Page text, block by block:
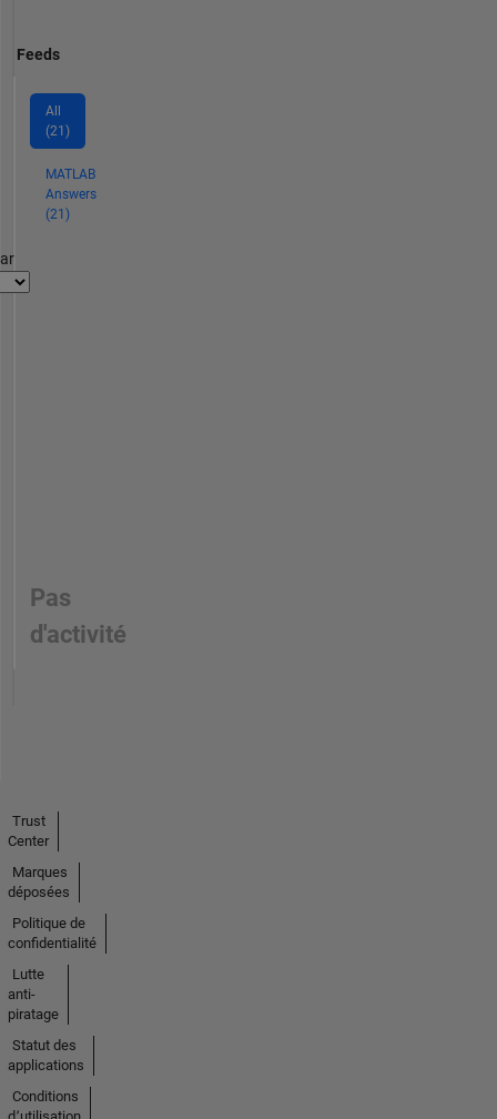
Feeds
All
(21)
MATLAB
Answers
(21)
Pas
d'activité
Trust
Center
Marques
déposées
Politique de
confidentialité
Lutte
anti-
piratage
Statut des
applications
Conditions